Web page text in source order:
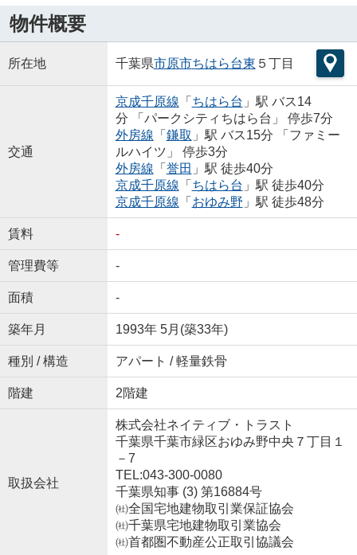
物件概要
所在地 千葉県市原市ちはら台東 ５丁目
交通
京成千原線 「 ちはら台 」駅 バス14
分 「パークシティちはら台」 停歩7分
外房線 「 鎌取 」駅 バス15分 「ファミー
ルハイツ」 停歩3分
外房線 「 誉田 」駅 徒歩40分
京成千原線 「 ちはら台 」駅 徒歩40分
京成千原線 「 おゆみ野 」駅 徒歩48分
賃料 -
管理費等 -
面積 -
築年月 1993年 5月(築33年)
種別 / 構造 アパート / 軽量鉄骨
階建 2階建
取扱会社
株式会社ネイティブ・トラスト
千葉県千葉市緑区おゆみ野中央７丁目１
－7
TEL:043-300-0080
千葉県知事 (3) 第16884号
㈳全国宅地建物取引業保証協会
㈳千葉県宅地建物取引業協会
㈳首都圏不動産公正取引協議会